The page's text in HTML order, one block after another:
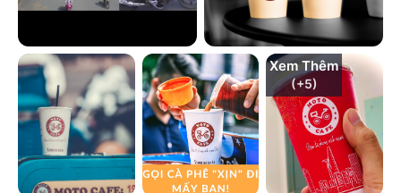
Xem Thêm
(+5)